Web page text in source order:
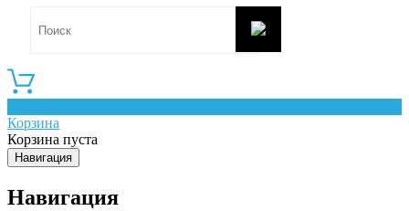
Корзина
Корзина пуста
Навигация
Навигация